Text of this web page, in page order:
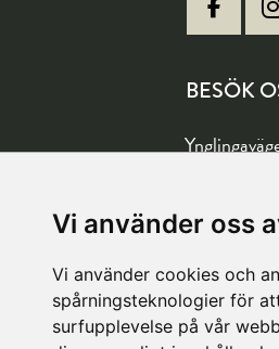
Vi använder oss
Vi använder cookies och
spårningsteknologier för
surfupplevelse på vår
BESÖK
LAGER